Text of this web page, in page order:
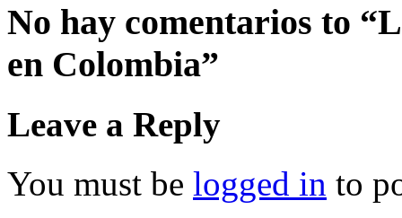
No hay comentarios to
en Colombia”
Leave a Reply
You must be logged in to